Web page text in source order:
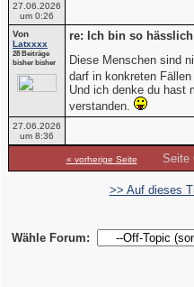
27.06.2026
um 0:26
Von
Latxxxx
28 Beiträge
bisher bisher
re: Ich bin so hässlich
Diese Menschen sind
darf in konkreten
Und ich denke du hast
verstanden.
27.06.2026
um 8:36
« vorherige Seite Seite
>> Auf dieses
Wähle Forum: